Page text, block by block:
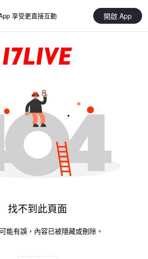
享受更直接互動 開啟 App
找不到此頁面
能有誤，內容已被隱藏或刪除。